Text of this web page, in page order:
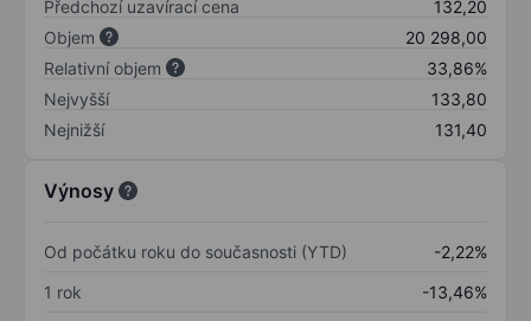
Předchozí uzavírací cena
132,20
Objem
20 298,00
Relativní objem
33,86%
Nejvyšší
133,80
Nejnižší
131,40
Výnosy
Od počátku roku do současnosti (YTD)
-2,22%
1 rok
-13,46%